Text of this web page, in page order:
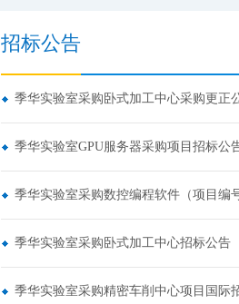
招标公告
季华实验室采购卧式加工中心采购更正
季华实验室GPU服务器采购项目招标公
季华实验室采购数控编程软件（项目编
季华实验室采购卧式加工中心招标公告
季华实验室采购精密车削中心项目国际